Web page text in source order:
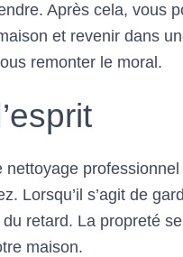
Après cela, vous
et revenir dans
remonter le moral.
nettoyage
Lorsqu’il s’agit de
retard. La propreté
maison.